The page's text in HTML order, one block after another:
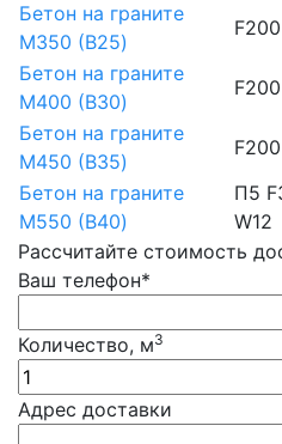
Бетон на граните
М350 (B25)
Бетон на граните
М400 (B30)
Бетон на граните
М450 (B35)
Бетон на граните
М550 (B40)
П5
W12
Рассчитайте стоимость
Ваш телефон*
Количество, м3
Адрес доставки